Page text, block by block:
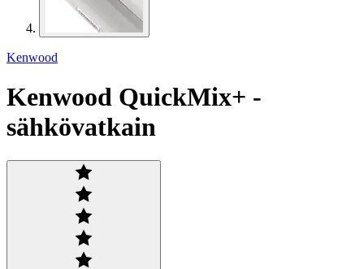
Kenwood
Kenwood QuickMix+ -
sähkövatkain